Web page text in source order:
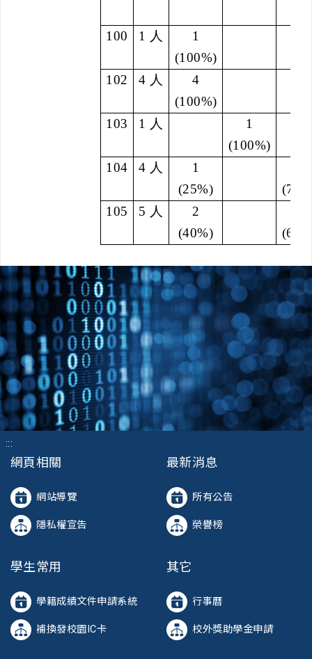
100
1 人
1
(100%)
102
4 人
4
(100%)
103
1 人
1
(100%)
104
4 人
1
(25%)
105
5 人
2
(40%)
:::
網頁相關
網站導覽
隱私權宣告
最新消息
所有公告
榮譽榜
學生常用
學籍成績文件申請系統
補換發校園IC卡
其它
行事曆
校外獎助學金申請